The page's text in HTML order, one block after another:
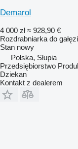
Demarol
4 000 zł ≈ 928,90 €
Rozdrabniarka do gałęzi
Stan nowy
Polska, Słupia
Przedsiębiorstwo
Dziekan
Kontakt z dealerem